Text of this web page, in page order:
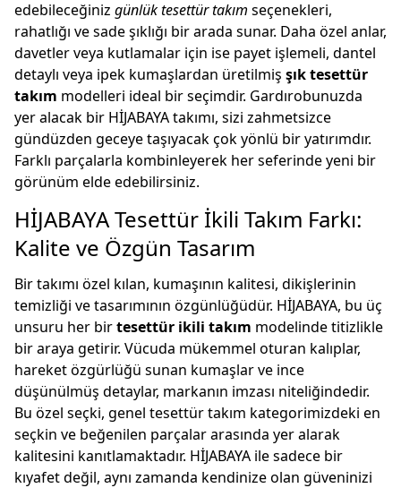
edebileceğiniz günlük tesettür takım seçenekleri,
rahatlığı ve sade şıklığı bir arada sunar. Daha özel anlar,
davetler veya kutlamalar için ise payet işlemeli, dantel
detaylı veya ipek kumaşlardan üretilmiş şık tesettür
takım modelleri ideal bir seçimdir. Gardırobunuzda
yer alacak bir HİJABAYA takımı, sizi zahmetsizce
gündüzden geceye taşıyacak çok yönlü bir yatırımdır.
Farklı parçalarla kombinleyerek her seferinde yeni bir
görünüm elde edebilirsiniz.
HİJABAYA Tesettür İkili Takım Farkı:
Kalite ve Özgün Tasarım
Bir takımı özel kılan, kumaşının kalitesi, dikişlerinin
temizliği ve tasarımının özgünlüğüdür. HİJABAYA, bu üç
unsuru her birtesettür ikili takım modelinde titizlikle
bir araya getirir. Vücuda mükemmel oturan kalıplar,
hareket özgürlüğü sunan kumaşlar ve ince
düşünülmüş detaylar, markanın imzası niteliğindedir.
Bu özel seçki, genel tesettür takım kategorimizdeki en
seçkin ve beğenilen parçalar arasında yer alarak
kalitesini kanıtlamaktadır. HİJABAYA ile sadece bir
kıyafet değil, aynı zamanda kendinize olan güveninizi